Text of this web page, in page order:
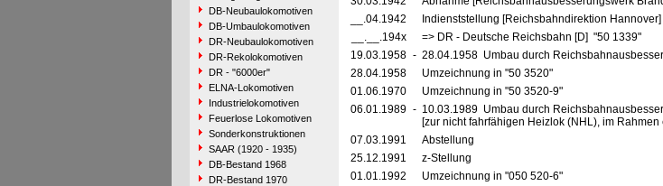
DB-Neubaulokomotiven
DB-Umbaulokomotiven
DR-Neubaulokomotiven
DR-Rekolokomotiven
DR - "6000er"
ELNA-Lokomotiven
Industrielokomotiven
Feuerlose Lokomotiven
Sonderkonstruktionen
SAAR (1920 - 1935)
DB-Bestand 1968
DR-Bestand 1970
__.04.1942
Indienststellung [Reichsbahndirektion Hannover]
__.__.194x
=> DR - Deutsche Reichsbahn [D] "50 1339"
19.03.1958 - 28.04.1958 Umbau durch
28.04.1958
Umzeichnung in "50 3520"
01.06.1970
Umzeichnung in "50 3520-9"
06.01.1989 - 10.03.1989 Umbau durch
[zur nicht fahrfähigen Heizlok (NHL), im
07.03.1991
Abstellung
25.12.1991
z-Stellung
01.01.1992
Umzeichnung in "050 520-6"